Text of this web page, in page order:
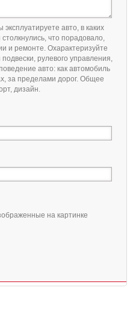
авто, в каких
что порадовало,
и ремонте. Охарактеризуйте
рулевого управления,
авто: как автомобиль
за пределами дорог. Общее
дизайн.
на картинке